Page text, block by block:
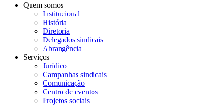
Quem somos
Institucional
História
Diretoria
Delegados sindicais
Abrangência
Serviços
Jurídico
Campanhas sindicais
Comunicação
Centro de eventos
Projetos sociais